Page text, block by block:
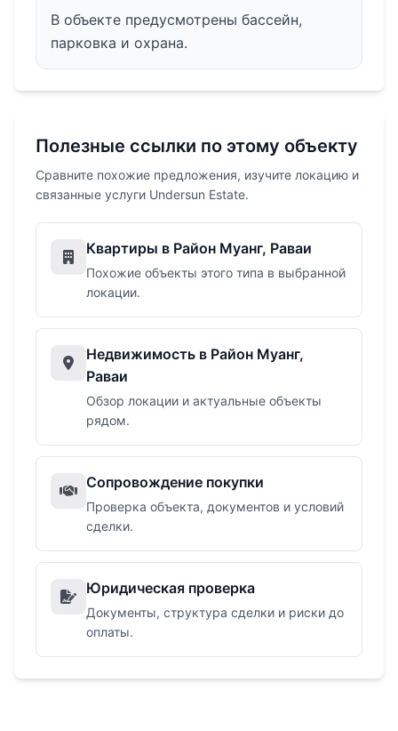
В объекте предусмотрены бассейн,
парковка и охрана.
Полезные ссылки по этому объекту
Сравните похожие предложения, изучите локацию и
связанные услуги Undersun Estate.
Квартиры в Район Муанг, Раваи
Похожие объекты этого типа в выбранной
локации.
Недвижимость в Район Муанг,
Раваи
Обзор локации и актуальные объекты
рядом.
Сопровождение покупки
Проверка объекта, документов и условий
сделки.
Юридическая проверка
Документы, структура сделки и риски до
оплаты.